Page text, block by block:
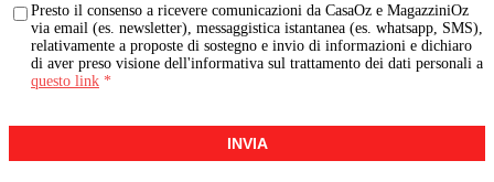
Presto il consenso a ricevere comunicazioni da CasaOz e MagazziniOz
via email (es. newsletter), messaggistica istantanea (es. whatsapp, SMS),
relativamente a proposte di sostegno e invio di informazioni e dichiaro
di aver preso visione dell'informativa sul trattamento dei dati personali a
questo link *
INVIA